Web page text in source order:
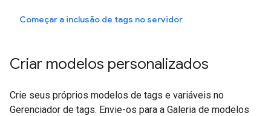
Começar a inclusão de tags no servidor
Criar modelos personalizados
Crie seus próprios modelos de tags e variáveis no
Gerenciador de tags. Envie-os para a Galeria de modelos